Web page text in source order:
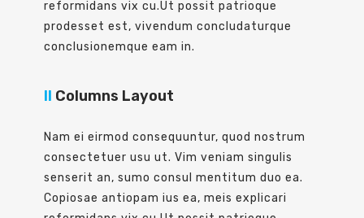
reformidans vix cu.Ut possit patrioque
prodesset est, vivendum concludaturque
conclusionemque eam in.
II Columns Layout
Nam ei eirmod consequuntur, quod nostrum
consectetuer usu ut. Vim veniam singulis
senserit an, sumo consul mentitum duo ea.
Copiosae antiopam ius ea, meis explicari